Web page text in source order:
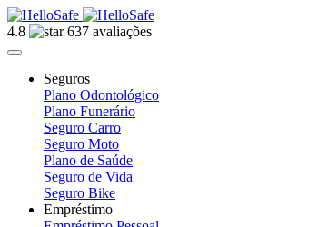
4.8 637 avaliações
Seguros
Plano Odontológico
Plano Funerário
Seguro Carro
Seguro Moto
Plano de Saúde
Seguro de Vida
Seguro Bike
Empréstimo